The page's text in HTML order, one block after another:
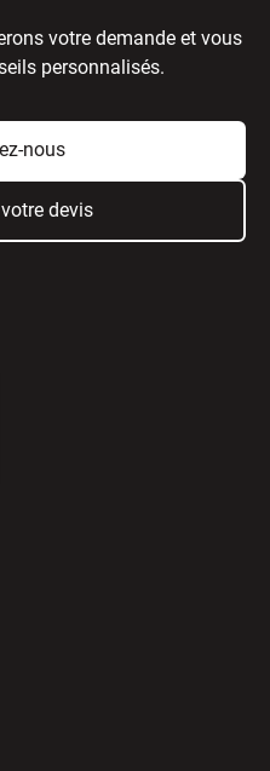
votre demande et vous
personnalisés.
nous
devis